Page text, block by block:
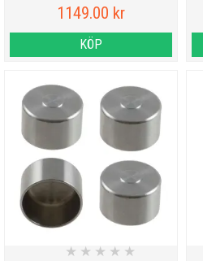
1149.00 kr
KÖP
★ ★ ★ ★ ★